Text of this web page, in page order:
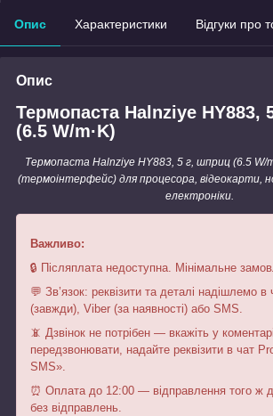
Опис Характеристики Відгуки про
Опис
Термопаста Halnziye HY883,
(6.5 W/m·K)
Термопаста Halnziye HY883, 5 г, шприц (6.5
(термоінтерфейс) для процесора, відеокарти,
електроніки.
Важливо:
🔒 Післяплата недоступна. Мінімальне
💬 Зв’язок: реквізити та деталі надішлемо в
(завжди), Viber (за наявності) або SMS.
📵 Дзвінок не потрібен — вкажіть у
передзвонювати, надайте реквізити в чат
SMS».
⏰ Оплата до 12:00 — відправлення того ж
без відправлень.